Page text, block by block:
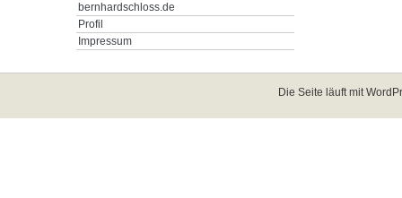
bernhardschloss.de
Profil
Impressum
Die Seite läuft mit